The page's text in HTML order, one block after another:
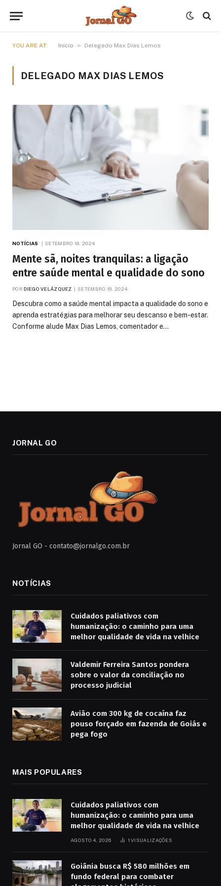
YOU ARE AT: Início » Delegado Max Dias Lemos
DELEGADO MAX DIAS LEMOS
NOTÍCIAS SETEMBRO 19, 2024
Mente sã, noites tranquilas: a ligação
entre saúde mental e qualidade do sono
POR DIEGO VELÁZQUEZ SETEMBRO 19, 2024
Descubra como a saúde mental impacta a qualidade do sono e
aprenda estratégias para melhorar seu descanso e bem-estar.
Conforme alude Max Dias Lemos, comentador e…
JORNAL GO
Jornal GO - contato@jornalgo.com.br
NOTÍCIAS
Cuidados paliativos com
humanização: o caminho para uma
melhor qualidade de vida na velhice
Valdemir Ferreira Santos pondera
sobre o valor da conciliação no
processo judicial
Avião com 300 kg de cocaína faz
pouso forçado em fazenda de Goiás e
pega fogo
MAIS POPULARES
Cuidados paliativos com
humanização: o caminho para uma
melhor qualidade de vida na velhice
AGOSTO 4, 2026 1VISUALIZAÇÕES
Goiânia busca R$ 580 milhões em
fundo federal para combater